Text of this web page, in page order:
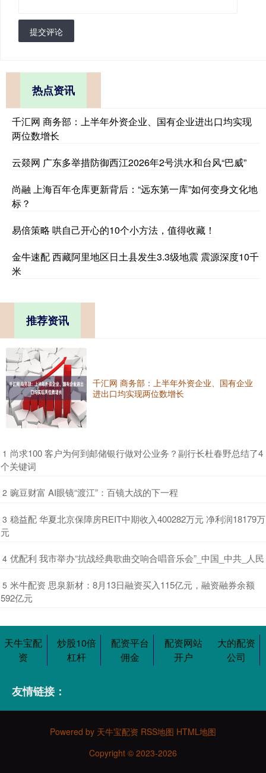
提交评论
热点资讯
千汇网 商务部：上半年外资企业、国有企业进出口均实现
两位数增长
云燚网 广东多举措防御西江2026年2号洪水和台风“巴威”
尚融 上海百年仓库更新背后：“远东第一库”如何变身文化地
标？
易倍策略 哄自己开心的10个小方法，值得收藏！
金牛速配 西藏阿里地区日土县发生3.3级地震 震源深度10千
米
推荐资讯
千汇网 商务部：上半年外资企业、国有企业
进出口均实现两位数增长
1 ​尚求100 客户为何到邮储银行做对公业务？副行长杜春野总结了4
个关键词
2 ​豌豆财富 AI眼镜“渡江”：百镜大战的下一程
3 ​稳益配 华夏北京保障房REIT中期收入400282万元 净利润18179万
元
4 ​优配利 我市举办“抗战经典歌曲交响合唱音乐会”_中国_中共_人民
5 ​米牛配资 思泉新材：8月13日融资买入115亿元，融资融券余额
592亿元
天牛宝配
资
炒股10倍
杠杆
配资平台
佣金
配资网站
开户
大的配资
公司
友情链接：
Powered by 天牛宝配资 RSS地图 HTML地图
Copyright © 2023-2026